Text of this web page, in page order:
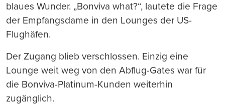
blaues Wunder. „Bonviva what?“, lautete die Frage
der Empfangsdame in den Lounges der US-
Flughäfen.
Der Zugang blieb verschlossen. Einzig eine
Lounge weit weg von den Abflug-Gates war für
die Bonviva-Platinum-Kunden weiterhin
zugänglich.